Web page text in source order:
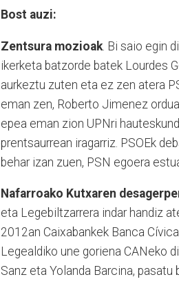
Bost auzi:
Zentsura mozioak . Bi saio egin
ikerketa batzorde batek Lourdes
aurkeztu zuten eta ez zen atera
eman zen, Roberto Jimenez
epea eman zion UPNri
prentsaurrean iragarriz. PSOEk
behar izan zuen, PSN egoera
Nafarroako Kutxaren
eta Legebiltzarrera indar handiz
2012an Caixabankek Banca
Legealdiko une goriena CANeko
Sanz eta Yolanda Barcina,